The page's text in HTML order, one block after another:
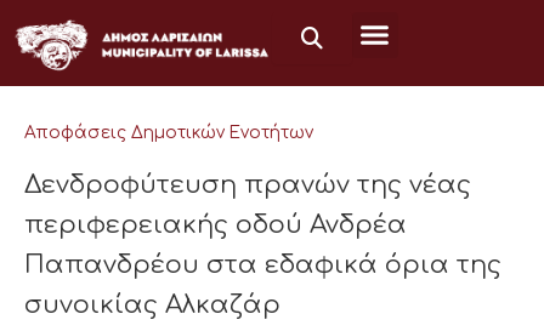
στο
περιεχόμενο
Αποφάσεις Δημοτικών Ενοτήτων
Δενδροφύτευση πρανών της νέας
περιφερειακής οδού Ανδρέα
Παπανδρέου στα εδαφικά όρια της
συνοικίας Αλκαζάρ